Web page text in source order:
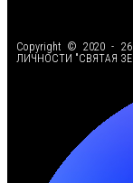
Copyright © 2020 -
ЛИЧНОСТИ "СВЯТАЯ